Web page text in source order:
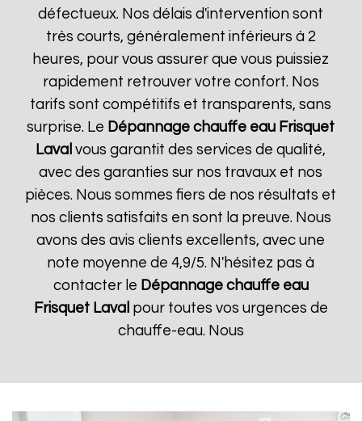
défectueux. Nos délais d'intervention sont
très courts, généralement inférieurs à 2
heures, pour vous assurer que vous puissiez
rapidement retrouver votre confort. Nos
tarifs sont compétitifs et transparents, sans
surprise. Le Dépannage chauffe eau Frisquet
Laval vous garantit des services de qualité,
avec des garanties sur nos travaux et nos
pièces. Nous sommes fiers de nos résultats et
nos clients satisfaits en sont la preuve. Nous
avons des avis clients excellents, avec une
note moyenne de 4,9/5. N'hésitez pas à
contacter le Dépannage chauffe eau
Frisquet Laval pour toutes vos urgences de
chauffe-eau. Nous